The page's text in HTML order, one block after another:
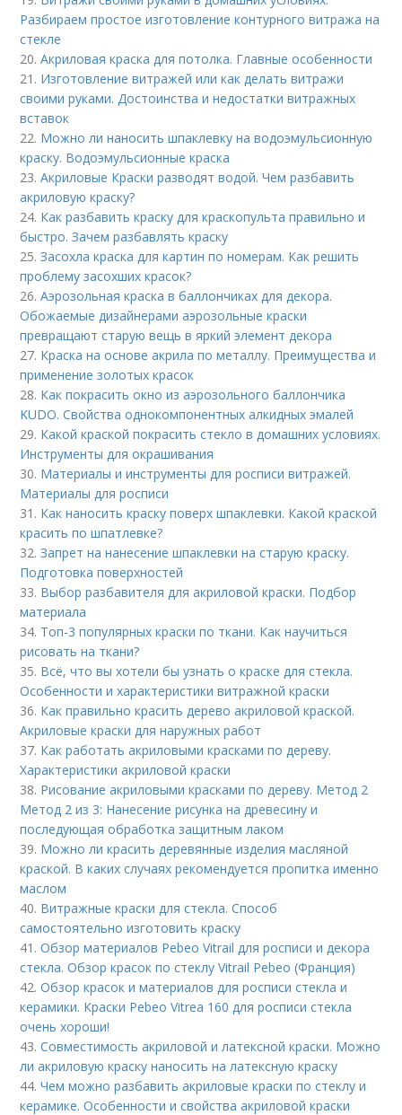
Разбираем простое изготовление контурного витража на
стекле
20.Акриловая краска для потолка. Главные особенности
21. Изготовление витражей или как делать витражи
своими руками. Достоинства и недостатки витражных
вставок
22. Можно ли наносить шпаклевку на водоэмульсионную
краску. Водоэмульсионные краска
23.Акриловые Краски разводят водой. Чем разбавить
акриловую краску?
24. Как разбавить краску для краскопульта правильно и
быстро. Зачем разбавлять краску
25.Засохла краска для картин по номерам. Как решить
проблему засохших красок?
26.Аэрозольная краска в баллончиках для декора.
Обожаемые дизайнерами аэрозольные краски
превращают старую вещь в яркий элемент декора
27. Краска на основе акрила по металлу. Преимущества и
применение золотых красок
28. Как покрасить окно из аэрозольного баллончика
KUDO. Свойства однокомпонентных алкидных эмалей
29. Какой краской покрасить стекло в домашних условиях.
Инструменты для окрашивания
30. Материалы и инструменты для росписи витражей.
Материалы для росписи
31. Как наносить краску поверх шпаклевки. Какой краской
красить по шпатлевке?
32.Запрет на нанесение шпаклевки на старую краску.
Подготовка поверхностей
33. Выбор разбавителя для акриловой краски. Подбор
материала
34. Топ-3 популярных краски по ткани. Как научиться
рисовать на ткани?
35. Всё, что вы хотели бы узнать о краске для стекла.
Особенности и характеристики витражной краски
36. Как правильно красить дерево акриловой краской.
Акриловые краски для наружных работ
37. Как работать акриловыми красками по дереву.
Характеристики акриловой краски
38. Рисование акриловыми красками по дереву. Метод 2
Метод 2 из 3: Нанесение рисунка на древесину и
последующая обработка защитным лаком
39. Можно ли красить деревянные изделия масляной
краской. В каких случаях рекомендуется пропитка именно
маслом
40. Витражные краски для стекла. Способ
самостоятельно изготовить краску
41.Обзор материалов Pebeo Vitrail для росписи и декора
стекла. Обзор красок по стеклу Vitrail Pebeo (Франция)
42.Обзор красок и материалов для росписи стекла и
керамики. Краски Pebeo Vitrea 160 для росписи стекла
очень хороши!
43.Совместимость акриловой и латексной краски. Можно
ли акриловую краску наносить на латексную краску
44.Чем можно разбавить акриловые краски по стеклу и
керамике. Особенности и свойства акриловой краски